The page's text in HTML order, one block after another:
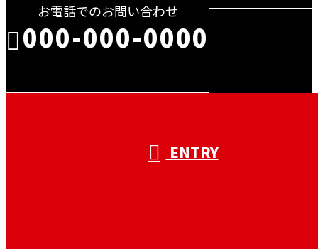
お電話でのお問い合わせ
000-000-0000
ENTRY